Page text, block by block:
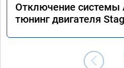
Отключение системы
тюнинг двигателя